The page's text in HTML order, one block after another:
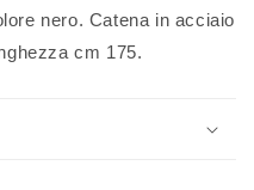
nero. Catena in acciaio
cm 175.